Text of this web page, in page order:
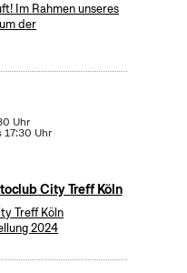
Im Rahmen unseres
der
Uhr
17:30 Uhr
City Treff Köln
Treff Köln
2024